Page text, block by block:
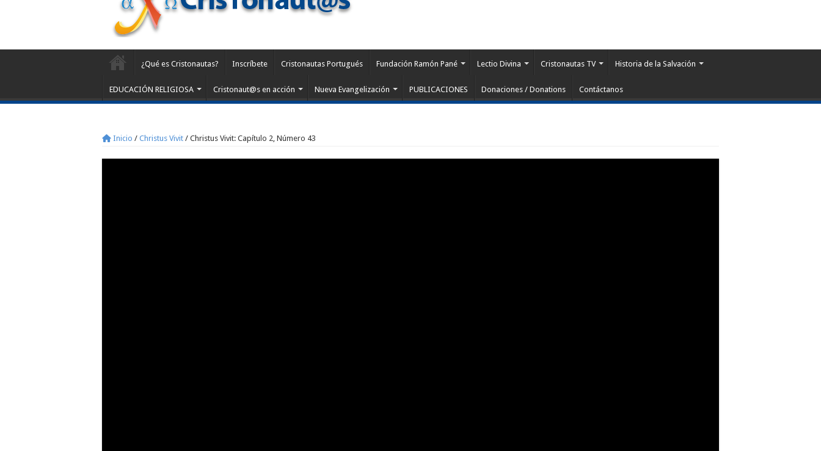
¿Qué es Cristonautas? Inscríbete Cristonautas Portugués Fundación Ramón Pané Lectio Divina Cristonautas TV Historia de la Salvación
EDUCACIÓN RELIGIOSA Cristonaut@s en acción Nueva Evangelización PUBLICACIONES Donaciones / Donations Contáctanos
Inicio / Christus Vivit / Christus Vivit: Capítulo 2, Número 43